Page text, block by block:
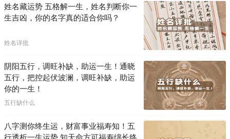
姓名藏运势 五格解一生，姓名判断你一
生吉凶，你的名字真的适合你吗？
姓名详批
阴阳五行，调旺补缺，助运一生！通晓
五行，把控起伏波澜，调旺补缺，助运
你的一生！
五行缺什么
八字测你终生运，财富事业福寿知！五